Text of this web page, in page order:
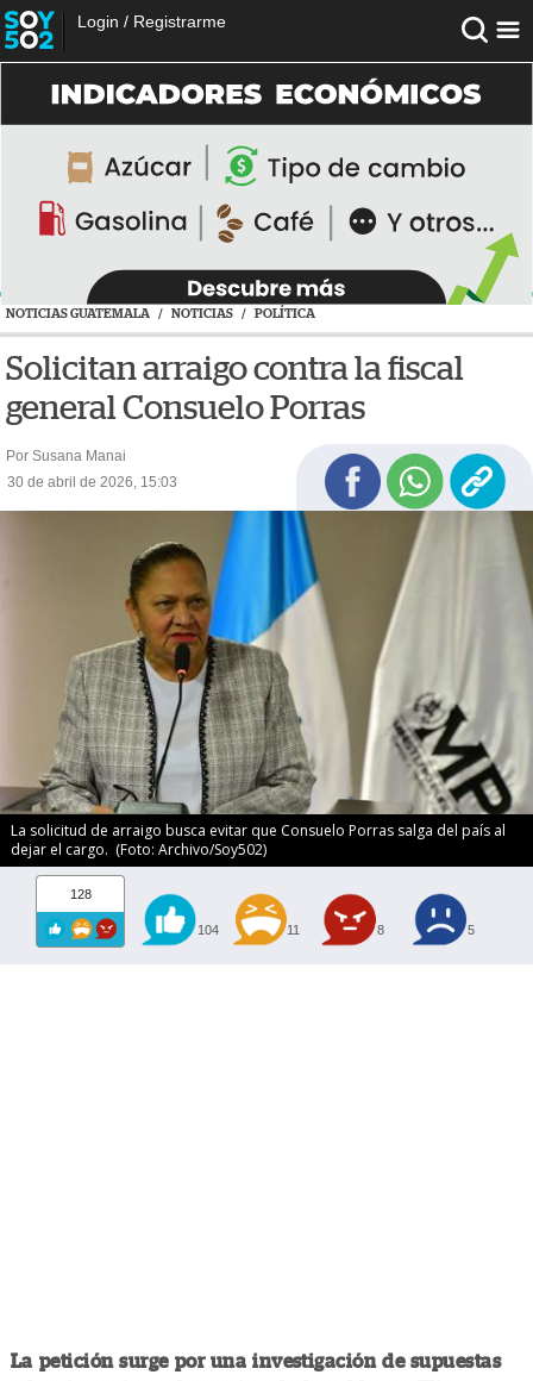
Login / Registrarme
NOTICIAS GUATEMALA / NOTICIAS / POLÍTICA
Solicitan arraigo contra la fiscal
general Consuelo Porras
Por Susana Manai
30 de abril de 2026, 15:03
La solicitud de arraigo busca evitar que Consuelo Porras salga del país al
dejar el cargo. (Foto: Archivo/Soy502)
128
104 11 8 5
La petición surge por una investigación de supuestas